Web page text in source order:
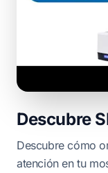
Descubre
Descubre cómo
atención en tu